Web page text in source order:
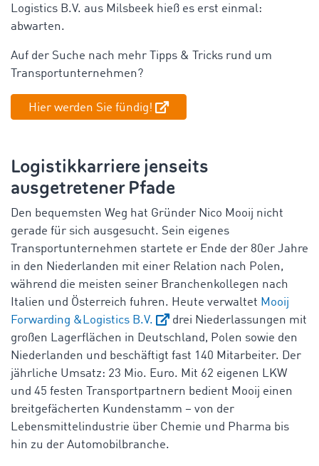
Logistics B.V. aus Milsbeek hieß es erst einmal:
abwarten.
Auf der Suche nach mehr Tipps & Tricks rund um
Transportunternehmen?
Hier werden Sie fündig!
Logistikkarriere jenseits
ausgetretener Pfade
Den bequemsten Weg hat Gründer Nico Mooij nicht
gerade für sich ausgesucht. Sein eigenes
Transportunternehmen startete er Ende der 80er Jahre
in den Niederlanden mit einer Relation nach Polen,
während die meisten seiner Branchenkollegen nach
Italien und Österreich fuhren. Heute verwaltet Mooij
Forwarding &Logistics B.V.
drei Niederlassungen mit
großen Lagerflächen in Deutschland, Polen sowie den
Niederlanden und beschäftigt fast 140 Mitarbeiter. Der
jährliche Umsatz: 23 Mio. Euro. Mit 62 eigenen LKW
und 45 festen Transportpartnern bedient Mooij einen
breitgefächerten Kundenstamm – von der
Lebensmittelindustrie über Chemie und Pharma bis
hin zu der Automobilbranche.